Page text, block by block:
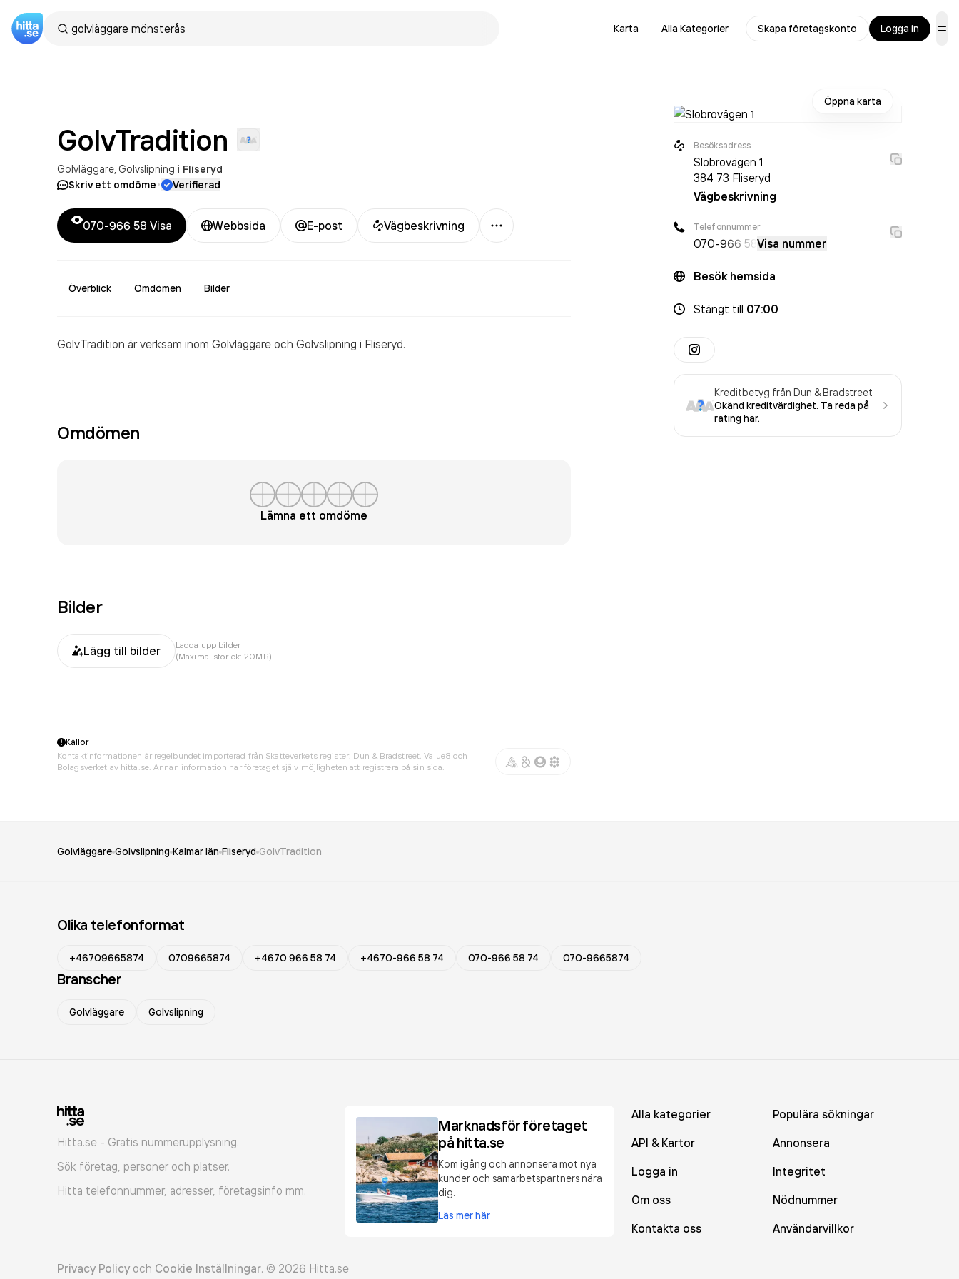
Karta Alla Kategorier Skapa företagskonto Logga in
GolvTradition
Golvläggare Golvslipning i Fliseryd
Skriv ett omdöme· Verifierad
070-966 58 Visa Webbsida E-post Vägbeskrivning
Mer
Överblick Omdömen Bilder
GolvTradition är verksam inom Golvläggare och Golvslipning i Fliseryd.
Omdömen
Lämna ett omdöme
Bilder
Lägg till bilder
Ladda upp bilder
(Maximal storlek: 20MB)
Öppna karta
Besöksadress
Slobrovägen 1
384 73 Fliseryd
Vägbeskrivning
Telefonnummer
070-966 58 Visa nummer
Besök hemsida
Stängt till 07:00
Kreditbetyg från Dun & Bradstreet
Okänd kreditvärdighet. Ta reda på
rating här.
Källor
Kontaktinformationen är regelbundet importerad från Skatteverkets register, Dun & Bradstreet, Value8 och
Bolagsverket av hitta.se. Annan information har företaget själv möjligheten att registrera på sin sida.
Golvläggare Golvslipning Kalmar län Fliseryd GolvTradition
Olika telefonformat
+46709665874 0709665874 +4670 966 58 74 +4670-966 58 74 070-966 58 74 070-9665874
Branscher
Golvläggare Golvslipning
Hitta.se - Gratis nummerupplysning.
Sök företag, personer och platser.
Hitta telefonnummer, adresser, företagsinfo mm.
Marknadsför företaget
på hitta.se
Kom igång och annonsera mot nya
kunder och samarbetspartners nära
dig.
Läs mer här
Alla kategorier
Populära sökningar
API & Kartor
Annonsera
Logga in
Integritet
Om oss
Nödnummer
Kontakta oss
Användarvillkor
Privacy Policy och Cookie Inställningar. © 2026 Hitta.se